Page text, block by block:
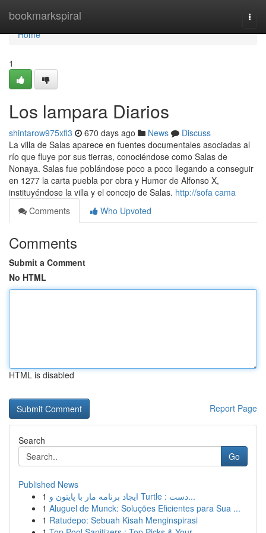
bookmarkspiral
Home
Home
1
Los lampara Diarios
shintarow975xfl3 670 days ago News
Discuss
La villa de Salas aparece en fuentes documentales asociadas al
río que fluye por sus tierras, conociéndose como Salas de
Nonaya. Salas fue poblándose poco a poco llegando a conseguir
en 1277 la carta puebla por obra y Humor de Alfonso X,
instituyéndose la villa y el concejo de Salas. http://sofa cama
Comments
Who Upvoted
Comments
Submit a Comment
No HTML
HTML is disabled
Report Page
Search
Go
Published News
1
ایجاد برنامه مار با پایتون و Turtle : دست...
1 Aluguel de Munck: Soluções Eficientes para Sua ...
1 Ratudepo: Sebuah Kisah Menginspirasi